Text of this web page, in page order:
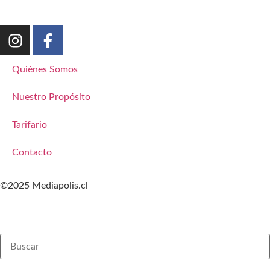
Quiénes Somos
Nuestro Propósito
Tarifario
Contacto
©2025 Mediapolis.cl